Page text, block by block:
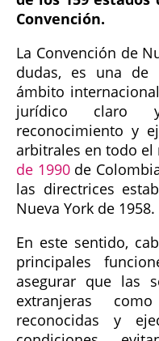
Convención.
La Convención de
dudas, es una de
ámbito
jurídico claro
reconocimiento y
arbitrales en todo el
de 1990de
las directrices
Nueva York de 1958.
En este sentido,
principales
asegurar que las
extranjeras
reconocidas y